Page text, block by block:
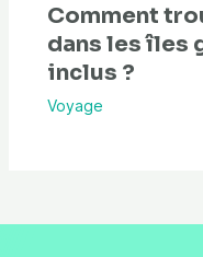
Comment
dans les îles
inclus ?
Voyage